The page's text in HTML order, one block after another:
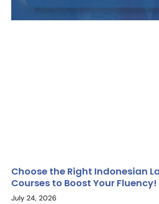
Choose the Right Indonesian
Courses to Boost Your Fluency!
July 24, 2026